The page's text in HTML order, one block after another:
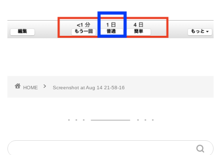
HOME Screenshot at Aug 14 21-58-16